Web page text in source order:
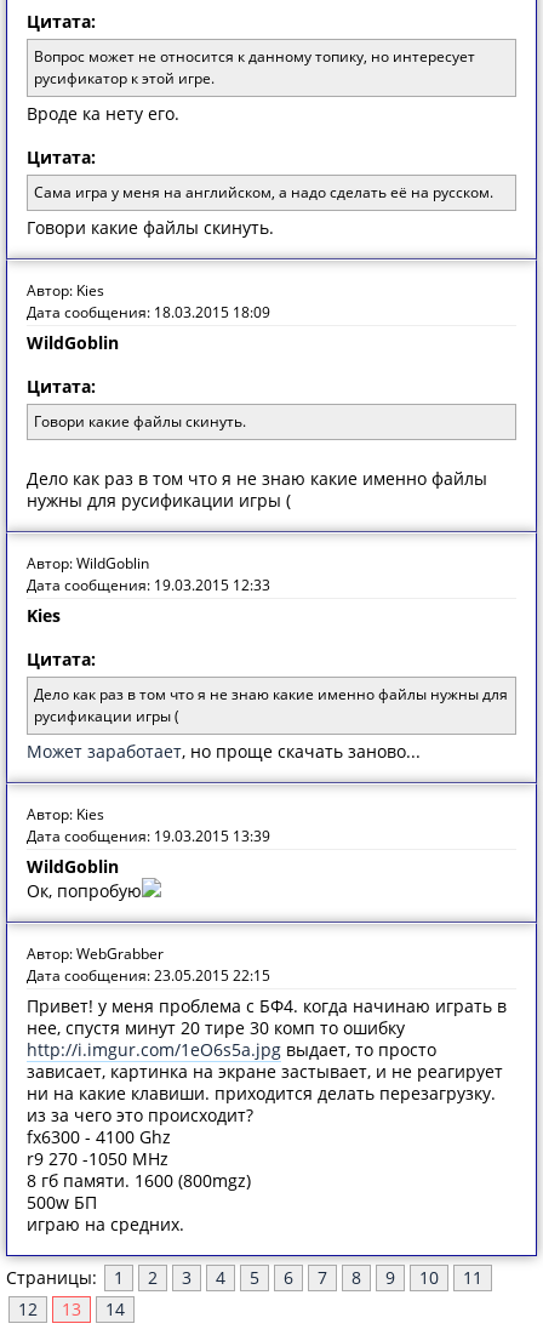
Цитата:
Вопрос может не относится к данному топику, но интересует
русификатор к этой игре.
Вроде ка нету его.
Цитата:
Сама игра у меня на английском, а надо сделать её на русском.
Говори какие файлы скинуть.
Автор: Kies
Дата сообщения: 18.03.2015 18:09
WildGoblin
Цитата:
Говори какие файлы скинуть.
Дело как раз в том что я не знаю какие именно файлы
нужны для русификации игры (
Автор: WildGoblin
Дата сообщения: 19.03.2015 12:33
Kies
Цитата:
Дело как раз в том что я не знаю какие именно файлы нужны для
русификации игры (
Может заработает, но проще скачать заново...
Автор: Kies
Дата сообщения: 19.03.2015 13:39
WildGoblin
Ок, попробую
Автор: WebGrabber
Дата сообщения: 23.05.2015 22:15
Привет! у меня проблема с БФ4. когда начинаю играть в
нее, спустя минут 20 тире 30 комп то ошибку
http://i.imgur.com/1eO6s5a.jpg выдает, то просто
зависает, картинка на экране застывает, и не реагирует
ни на какие клавиши. приходится делать перезагрузку.
из за чего это происходит?
fx6300 - 4100 Ghz
r9 270 -1050 MHz
8 гб памяти. 1600 (800mgz)
500w БП
играю на средних.
Страницы: 1 2 3 4 5 6 7 8 9 10
11
12
13
14